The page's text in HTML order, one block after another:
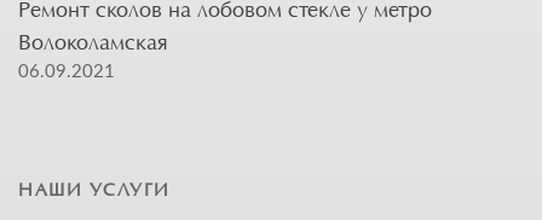
Ремонт сколов на лобовом стекле у метро
Волоколамская
06.09.2021
НАШИ УСЛУГИ